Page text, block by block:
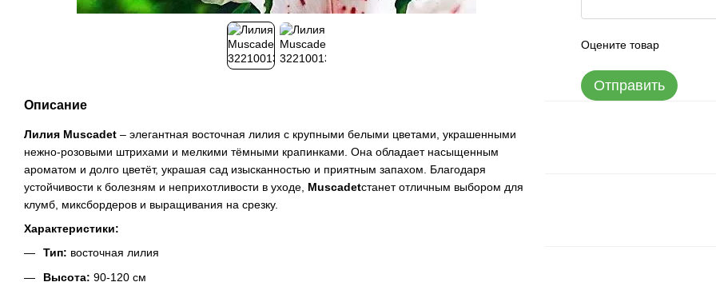
Описание
Лилия Muscadet – элегантная восточная лилия с крупными белыми цветами, украшенными
нежно-розовыми штрихами и мелкими тёмными крапинками. Она обладает насыщенным
ароматом и долго цветёт, украшая сад изысканностью и приятным запахом. Благодаря
устойчивости к болезням и неприхотливости в уходе, Muscadetстанет отличным выбором для
клумб, миксбордеров и выращивания на срезку.
Характеристики:
Тип: восточная лилия
Высота: 90-120 см
Оцените товар
Отправить